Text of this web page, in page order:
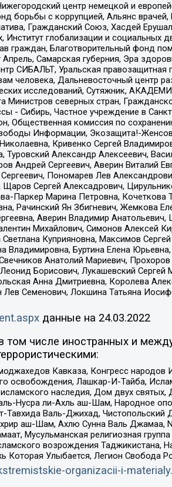
центр немецкой и
борьбы с коррупцией, Альянс
Гражданский Союз, Хасдей
глобализации и
граждан, Благотворительный фонд
Апрель, Самарская губерния, Эра
СИБАЛЬТ, Уральская
человека, Дальневосточный центр
исследований, Сутяжник,
Министров северных стран,
- Сибирь, Частное учреждение в
Общественная комиссия по
Информации, Экозащита!-
Кривенко Сергей
Александр Алексеевич,
Андрей Сергеевич, Аверин Виталий
Пономарев Лев
Сергей Алексадрович,
Паркер Марина Петровна, Кочеткова
Рачинский Ян Збигневич, Жемкова
Аверин Владимир
Михайлович, Симонов Алексей
Куприяновна, Максимов
Владимировна, Буртина Елена
Анатолий Мариевич,
Борисович, Лукашевский
Анна Дмитриевна, Королева
Лев Семенович, Локшина Татьяна
данные на 24.03.2022
числе иностранных и
Кавказа, Конгресс народов
освобождения, Лашкар-И-Тайба,
наследия, Дом двух
Нусра ли-Ахль аш-Шам, Народное
Валь-Джихад, Чистопольский
аш-Шам, Ахлю Сунна Валь Джамаа,
Мусульманская религиозная
возрождения Таджикистана,
Улыбается, Легион Свобода
organizacii-i-